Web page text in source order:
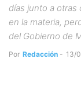
días junto a
en la materia,
del Gobierno de
Por Redacción - 13/